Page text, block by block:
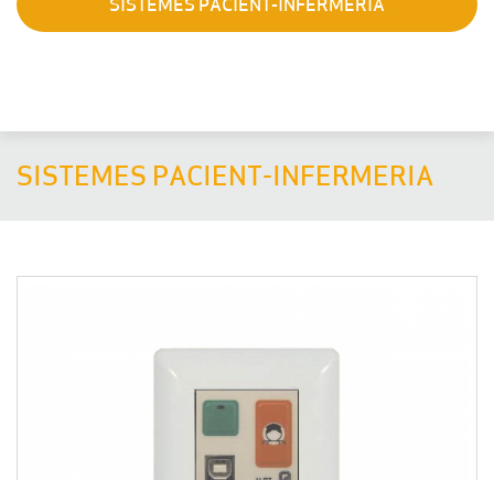
SISTEMES PACIENT-INFERMERIA
SISTEMES PACIENT-INFERMERIA